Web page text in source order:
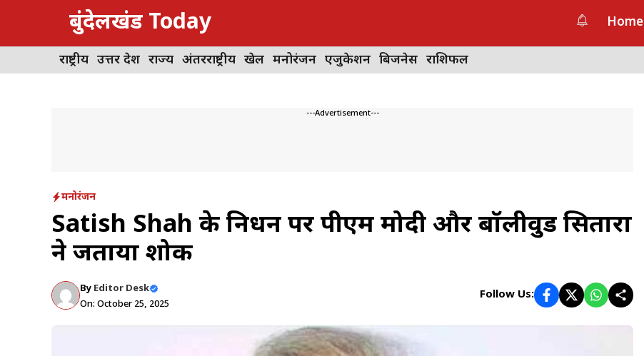
content
बुंदेलखंड Today Home
राष्ट्रीय उत्तर प्रदेश राज्य अंतरराष्ट्रीय खेल मनोरंजन एजुकेशन बिजनेस राशिफल
---Advertisement---
मनोरंजन
Satish Shah के निधन पर पीएम मोदी और बॉलीवुड सितारों
ने जताया शोक
By Editor Desk
On: October 25, 2025
Follow Us: